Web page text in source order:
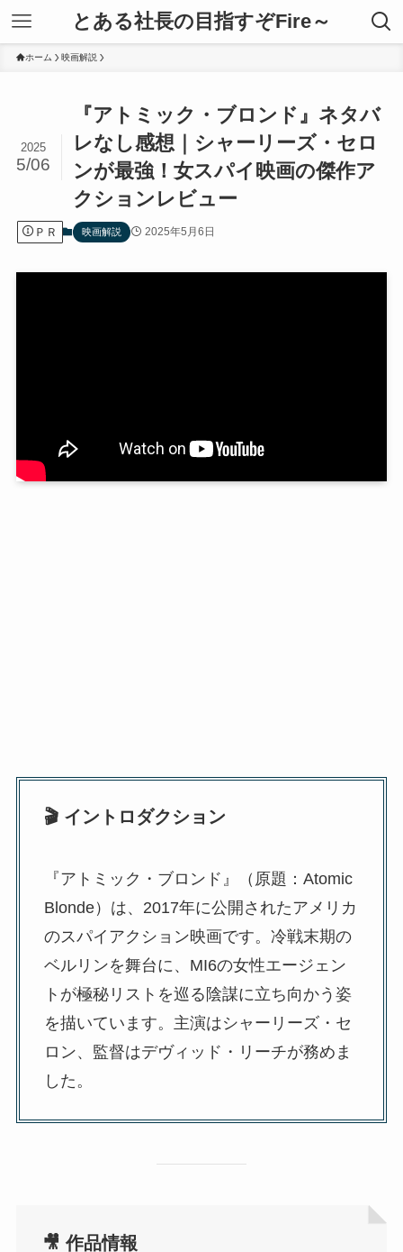
とある社長の目指すぞFire～
ホーム 映画解説
『アトミック・ブロンド』ネタバ
レなし感想｜シャーリーズ・セロ
ンが最強！女スパイ映画の傑作ア
クションレビュー
2025
5/06
ＰＲ 映画解説 2025年5月6日
🎬 イントロダクション
『アトミック・ブロンド』（原題：Atomic
Blonde）は、2017年に公開されたアメリカ
のスパイアクション映画です。冷戦末期の
ベルリンを舞台に、MI6の女性エージェン
トが極秘リストを巡る陰謀に立ち向かう姿
を描いています。主演はシャーリーズ・セ
ロン、監督はデヴィッド・リーチが務めま
した。
🎥 作品情報